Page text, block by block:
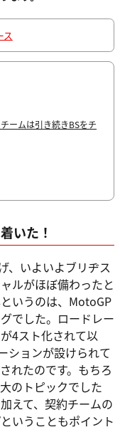
ス
ームは引き続きBSをチ
いた！
、いよいよブリヂス
ルがほぼ備わったと
いうのは、MotoGP
でした。ロードレー
4スト化されて以
ションが設けられて
れたのです。もちろ
のトピックでした
えて、契約チームの
いうこともポイント